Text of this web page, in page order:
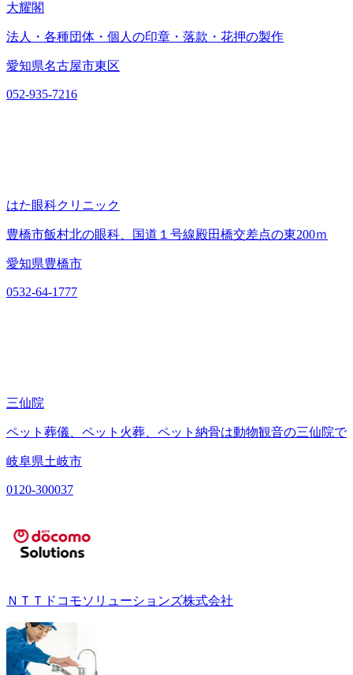
大耀閣
法人・各種団体・個人の印章・落款・花押の製作
愛知県名古屋市東区
052-935-7216
はた眼科クリニック
豊橋市飯村北の眼科、国道１号線殿田橋交差点の東200ｍ
愛知県豊橋市
0532-64-1777
三仙院
ペット葬儀、ペット火葬、ペット納骨は動物観音の三仙院で
岐阜県土岐市
0120-300037
ＮＴＴドコモソリューションズ株式会社